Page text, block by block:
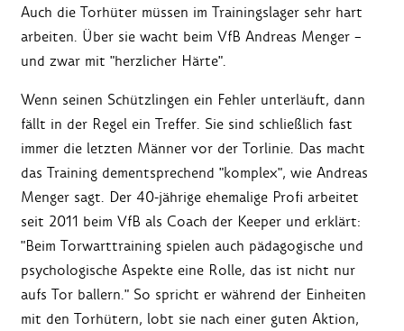
Auch die Torhüter müssen im Trainingslager sehr hart
arbeiten. Über sie wacht beim VfB Andreas Menger –
und zwar mit "herzlicher Härte".
Wenn seinen Schützlingen ein Fehler unterläuft, dann
fällt in der Regel ein Treffer. Sie sind schließlich fast
immer die letzten Männer vor der Torlinie. Das macht
das Training dementsprechend "komplex", wie Andreas
Menger sagt. Der 40-jährige ehemalige Profi arbeitet
seit 2011 beim VfB als Coach der Keeper und erklärt:
"Beim Torwarttraining spielen auch pädagogische und
psychologische Aspekte eine Rolle, das ist nicht nur
aufs Tor ballern." So spricht er während der Einheiten
mit den Torhütern, lobt sie nach einer guten Aktion,